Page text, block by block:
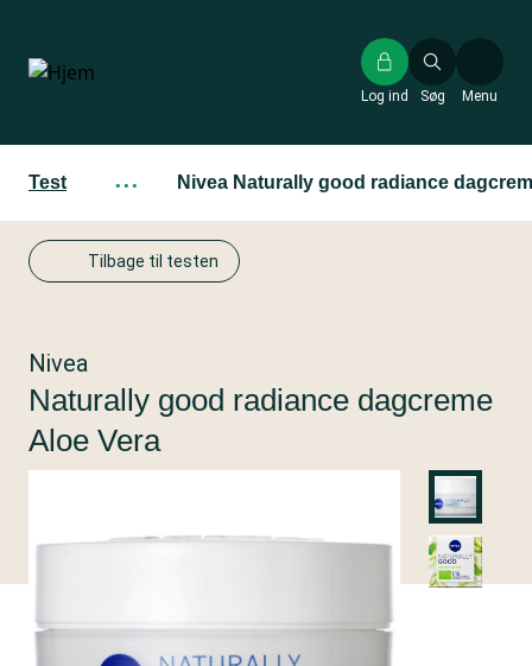
hovedindhold
Søg
Log ind Menu
Test ··· Nivea Naturally good radiance
Tilbage til testen
Nivea
Naturally good radiance dagcreme
Aloe Vera